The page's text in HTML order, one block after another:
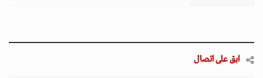
ابق على اتصال